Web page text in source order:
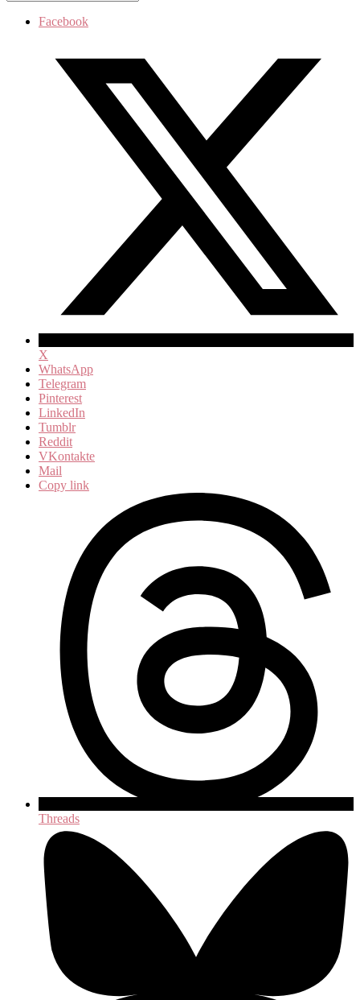
Facebook
X
WhatsApp
Telegram
Pinterest
LinkedIn
Tumblr
Reddit
VKontakte
Mail
Copy link
Threads